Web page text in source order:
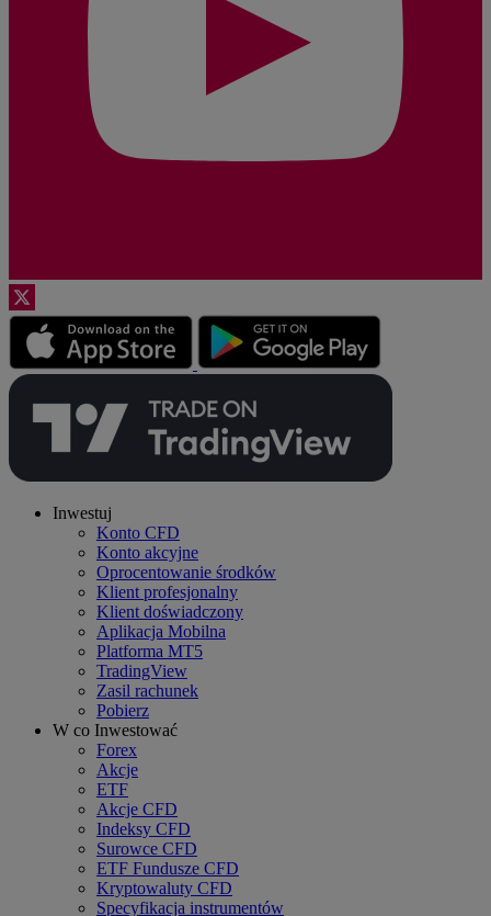
Inwestuj
Konto CFD
Konto akcyjne
Oprocentowanie środków
Klient profesjonalny
Klient doświadczony
Aplikacja Mobilna
Platforma MT5
TradingView
Zasil rachunek
Pobierz
W co Inwestować
Forex
Akcje
ETF
Akcje CFD
Indeksy CFD
Surowce CFD
ETF Fundusze CFD
Kryptowaluty CFD
Specyfikacja instrumentów